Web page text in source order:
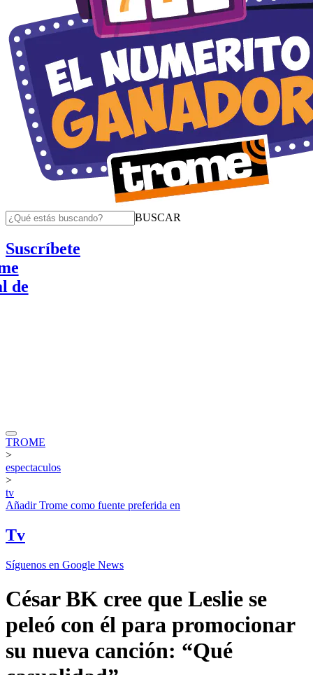
BUSCAR
Suscríbete
TROME
>
espectaculos
>
tv
AñadirTrome como fuente preferida en
Tv
Síguenos en Google News
César BK cree que Leslie se
peleó con él para promocionar
su nueva canción: “Qué